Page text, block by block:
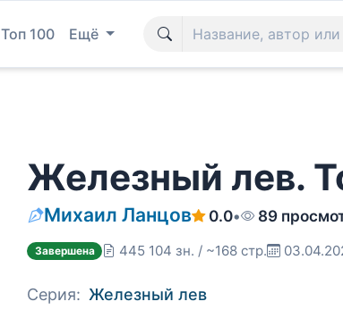
Топ 100 Ещё
Железный лев.
Михаил Ланцов 0.0• 89
Завершена 445 104 зн. / ~168 стр.
Серия: Железный лев